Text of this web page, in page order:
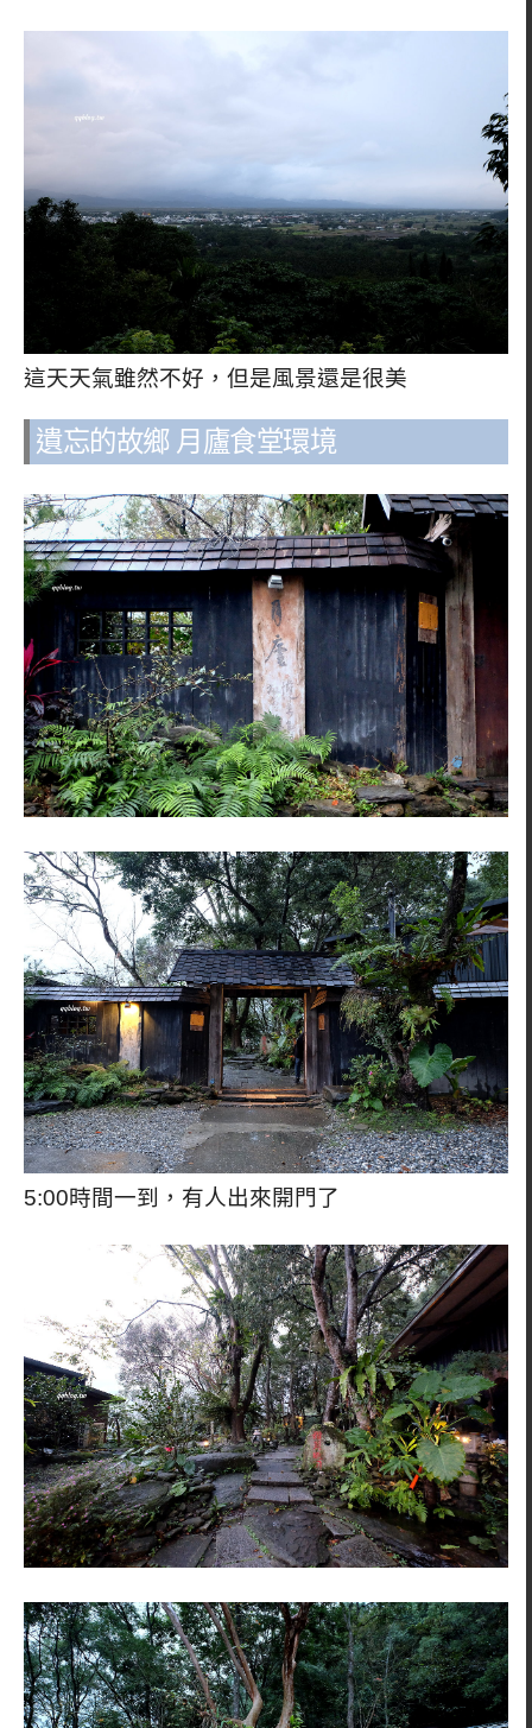
這天天氣雖然不好，但是風景還是很美
遺忘的故鄉 月廬食堂環境
5:00時間一到，有人出來開門了